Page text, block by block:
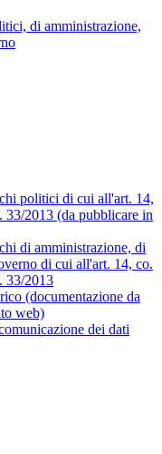
di amministrazione,
politici di cui all'art. 14,
33/2013 (da pubblicare in
di amministrazione, di
di cui all'art. 14, co.
33/2013
(documentazione da
web)
dei dati